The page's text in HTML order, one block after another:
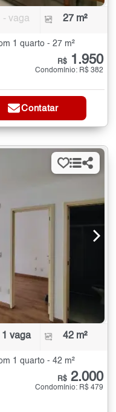
- vaga 27 m²
1 quarto - 27 m²
R$ 1.950
Condomínio: R$ 382
Contatar
1 vaga 42 m²
1 quarto - 42 m²
R$ 2.000
Condomínio: R$ 479